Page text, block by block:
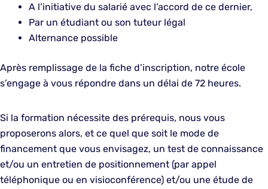
A l’initiative du salarié avec l’accord de ce dernier,
Par un étudiant ou son tuteur légal
Alternance possible
Après remplissage de la fiche d’inscription, notre école
s’engage à vous répondre dans un délai de 72 heures.
Si la formation nécessite des prérequis, nous vous
proposerons alors, et ce quel que soit le mode de
financement que vous envisagez, un test de connaissance
et/ou un entretien de positionnement (par appel
téléphonique ou en visioconférence) et/ou une étude de